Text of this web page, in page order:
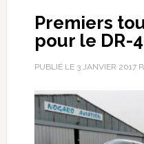
Premiers
pour le DR-
PUBLIÉ LE 3 JANVIER 2017